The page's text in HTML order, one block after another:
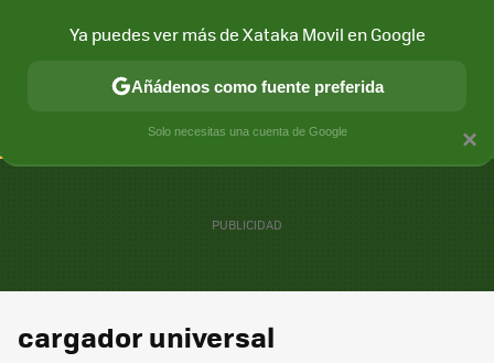
CONECTIVIDAD MÓVIL Y SOCIEDAD APLICACIONES
cargador universal
×
Ya puedes ver más de Xataka Movil en Google
Añádenos como fuente preferida
Solo necesitas una cuenta de Google